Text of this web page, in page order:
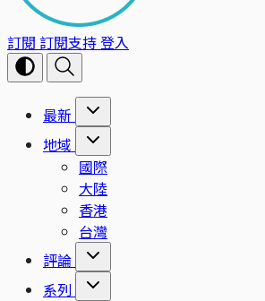
訂閱 訂閱支持登入
最新
地域
國際
大陸
香港
台灣
評論
系列